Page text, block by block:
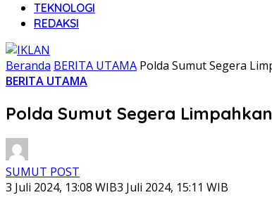
TEKNOLOGI
REDAKSI
Beranda BERITA UTAMA Polda Sumut Segera
BERITA UTAMA
Polda Sumut Segera
SUMUT POST
3 Juli 2024, 13:08 WIB3 Juli 2024, 15:11 WIB